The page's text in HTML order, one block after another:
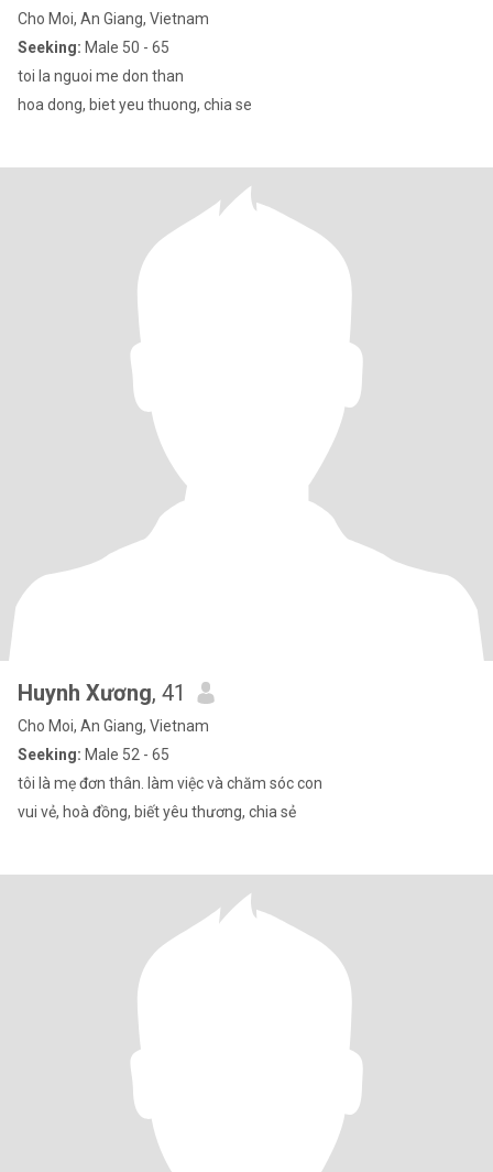
Cho Moi, An Giang, Vietnam
Seeking: Male 50 - 65
toi la nguoi me don than
hoa dong, biet yeu thuong, chia se
Huynh Xương, 41
Cho Moi, An Giang, Vietnam
Seeking: Male 52 - 65
tôi là mẹ đơn thân. làm việc và chăm sóc con
vui vẻ, hoà đồng, biết yêu thương, chia sẻ